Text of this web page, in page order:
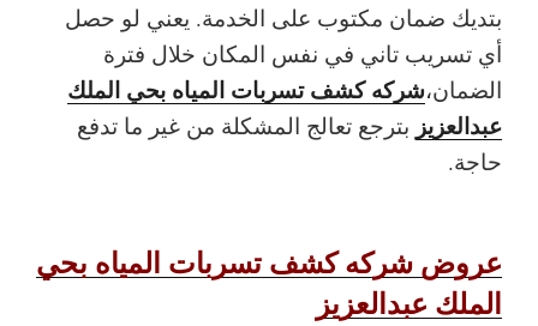
بتديك ضمان مكتوب على الخدمة. يعني لو حصل
أي تسريب تاني في نفس المكان خلال فترة
الضمان،شركه كشف تسربات المياه بحي الملك
عبدالعزيز بترجع تعالج المشكلة من غير ما تدفع
حاجة.
عروض شركه كشف تسربات المياه بحي
الملك عبدالعزيز